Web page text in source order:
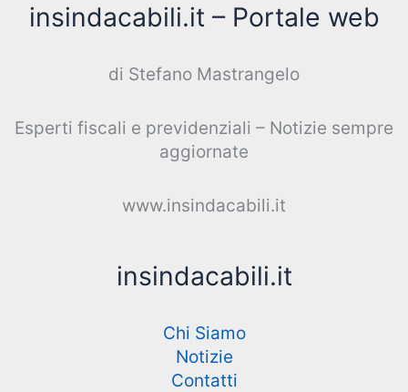
insindacabili.it – Portale web
di Stefano Mastrangelo
Esperti fiscali e previdenziali – Notizie sempre
aggiornate
www.insindacabili.it
insindacabili.it
Chi Siamo
Notizie
Contatti